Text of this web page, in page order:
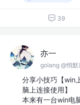
39
亦一
golang @悄默
分享小技巧【win
脑上连接使用】
本来有一台win电